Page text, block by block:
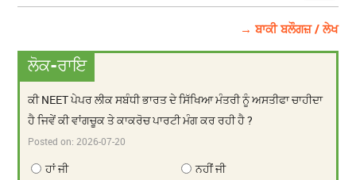
→ ਬਾਕੀ ਬਲੌਗਜ਼ / ਲੇਖ
ਲੋਕ-ਰਾਇ
ਕੀ NEET ਪੇਪਰ ਲੀਕ ਸਬੰਧੀ ਭਾਰਤ ਦੇ ਸਿੱਖਿਆ ਮੰਤਰੀ ਨੂੰ ਅਸਤੀਫਾ ਚਾਹੀਦਾ
ਹੈ ਜਿਵੇਂ ਕੀ ਵਾਂਗਚੂਕ ਤੇ ਕਾਕਰੋਚ ਪਾਰਟੀ ਮੰਗ ਕਰ ਰਹੀ ਹੈ ?
Posted on:2026-07-20
ਹਾਂ ਜੀ ਨਹੀਂ ਜੀ